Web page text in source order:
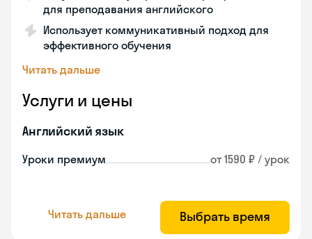
для преподавания английского
Использует коммуникативный подход для
эффективного обучения
Читать дальше
Услуги и цены
Английский язык
Уроки премиум от 1590 ₽ / урок
Читать дальше Выбрать время